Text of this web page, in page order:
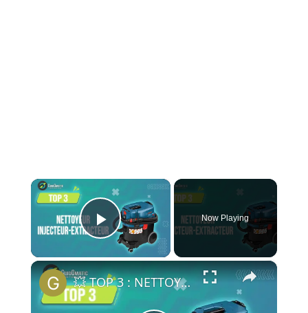
×
Play Video
Now Playing
×
💥 TOP 3 : NETTOYEUR INJECTEUR-EXTRACTEUR (NOUVEAUTÉS) 2024 - Comparatif & Guide d'achat!